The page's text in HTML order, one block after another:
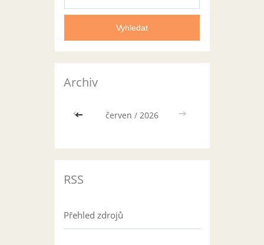
Archiv
<< červen / 2026 >>
RSS
Přehled zdrojů